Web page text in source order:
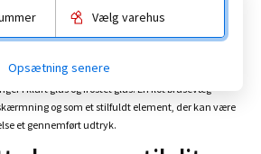
i forskellige designs og materialer. I vores
i klart glas og frostet glas. En flot brusevæg
og som et stilfuldt element, der kan være
et gennemført udtryk.
Vælg varehus
Opsætning senere